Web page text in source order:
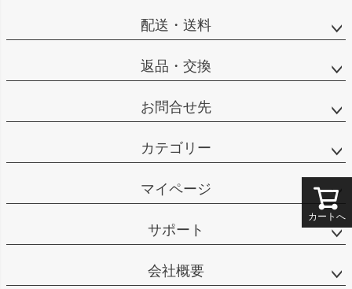
カートへ
配送・送料
返品・交換
お問合せ先
カテゴリー
マイページ
サポート
会社概要